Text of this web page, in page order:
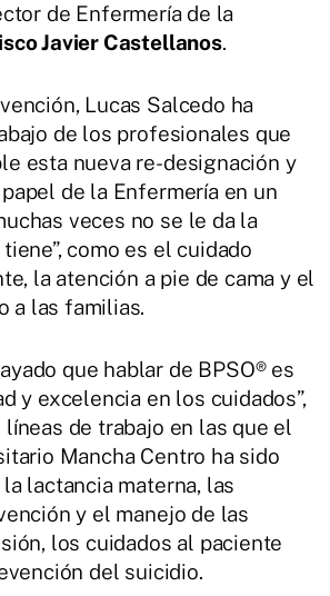
de Enfermería de la
Javier Castellanos.
Lucas Salcedo ha
de los profesionales que
esta nueva re-designación y
de la Enfermería en un
veces no se le da la
como es el cuidado
la atención a pie de cama y el
a las familias.
que hablar de BPSO® es
y excelencia en los cuidados”,
de trabajo en las que el
Mancha Centro ha sido
lactancia materna, las
y el manejo de las
los cuidados al paciente
del suicidio.